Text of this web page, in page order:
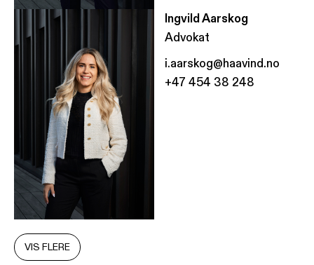
Ingvild Aarskog
Advokat
i.aarskog@haavind.no
+47 454 38 248
VIS FLERE